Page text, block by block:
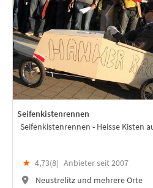
Seifenkistenrennen
Seifenkistenrennen - Heisse Kisten
★ 4,73(8) Anbieter seit 2007
Neustrelitz und mehrere Orte